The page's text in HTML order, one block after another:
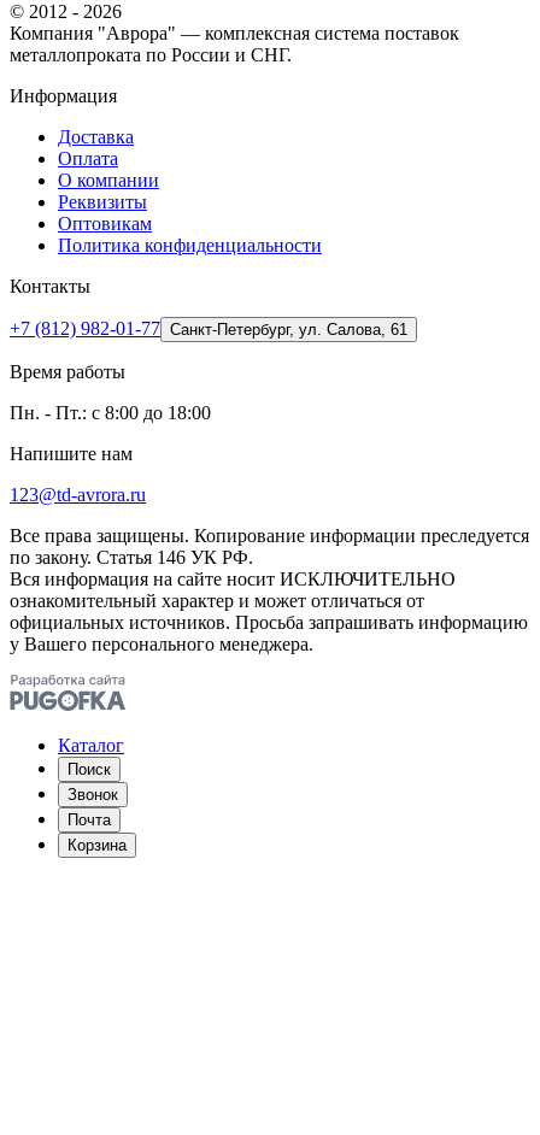
© 2012 - 2026
Компания "Аврора" — комплексная система поставок
металлопроката по России и СНГ.
Информация
Доставка
Оплата
О компании
Реквизиты
Оптовикам
Политика конфиденциальности
Контакты
+7 (812) 982-01-77 Санкт-Петербург, ул. Салова, 61
Время работы
Пн. - Пт.: с 8:00 до 18:00
Напишите нам
123@td-avrora.ru
Все права защищены. Копирование информации преследуется
по закону. Статья 146 УК РФ.
Вся информация на сайте носит ИСКЛЮЧИТЕЛЬНО
ознакомительный характер и может отличаться от
официальных источников. Просьба запрашивать информацию
у Вашего персонального менеджера.
Каталог
Поиск
Звонок
Почта
Корзина